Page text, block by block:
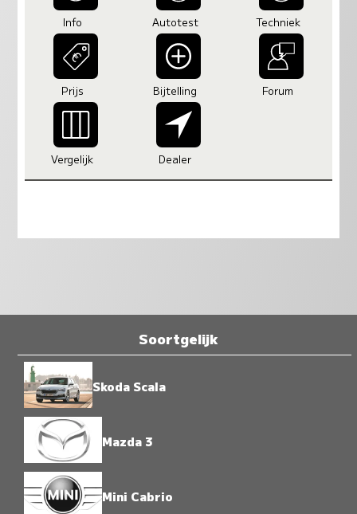
Info Autotest Techniek
Prijs Bijtelling Forum
Vergelijk Dealer
Soortgelijk
Skoda Scala
Mazda 3
Mini Cabrio